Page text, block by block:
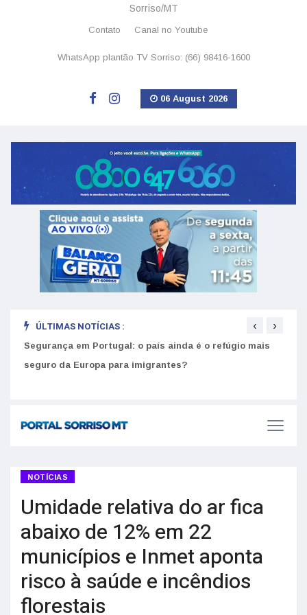
Sorriso/MT
Contato Canal no Youtube
WhatsApp plantão TV Sorriso: (66) 98416-1600
06 August 2026
ÚLTIMAS NOTÍCIAS :
Segurança em Portugal: o país ainda é o refúgio mais
seguro da Europa para imigrantes?
‹ ›
NOTÍCIAS
Umidade relativa do ar fica
abaixo de 12% em 22
municípios e Inmet aponta
risco à saúde e incêndios
florestais